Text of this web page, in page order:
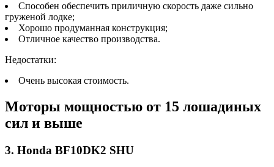
Способен обеспечить приличную скорость даже сильно
груженой лодке;
Хорошо продуманная конструкция;
Отличное качество производства.
Недостатки:
Очень высокая стоимость.
Моторы мощностью от 15 лошадиных
сил и выше
3. Honda BF10DK2 SHU